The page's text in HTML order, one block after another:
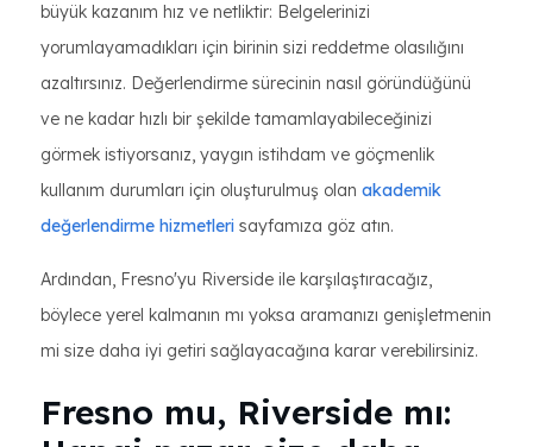
büyük kazanım hız ve netliktir: Belgelerinizi
yorumlayamadıkları için birinin sizi reddetme olasılığını
azaltırsınız. Değerlendirme sürecinin nasıl göründüğünü
ve ne kadar hızlı bir şekilde tamamlayabileceğinizi
görmek istiyorsanız, yaygın istihdam ve göçmenlik
kullanım durumları için oluşturulmuş olan akademik
değerlendirme hizmetleri sayfamıza göz atın.
Ardından, Fresno'yu Riverside ile karşılaştıracağız,
böylece yerel kalmanın mı yoksa aramanızı genişletmenin
mi size daha iyi getiri sağlayacağına karar verebilirsiniz.
Fresno mu, Riverside mı: